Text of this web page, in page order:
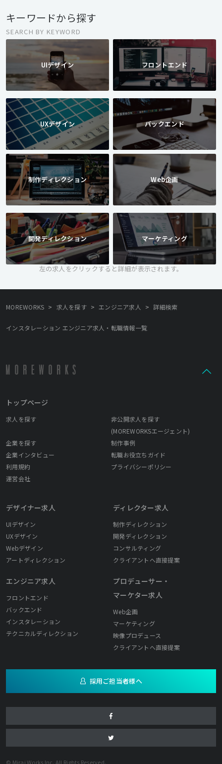
キーワードから探す
SEARCH BY KEYWORD
UIデザイン
UXデザイン
フロントエンド
バックエンド
制作ディレクション
開発ディレクション
Web企画
マーケティング
左の求人をクリックすると詳細が表示されます。
MOREWORKS > 求人を探す > エンジニア求人 > 詳細検索
インスタレーション エンジニア求人・転職情報一覧
トップページ
求人を探す
非公開求人を探す
(MOREWORKSエージェント)
企業を探す
制作事例
企業インタビュー
転職お役立ちガイド
利用規約
プライバシーポリシー
運営会社
デザイナー求人
UIデザイン
UXデザイン
Webデザイン
アートディレクション
エンジニア求人
フロントエンド
バックエンド
インスタレーション
テクニカルディレクション
ディレクター求人
制作ディレクション
開発ディレクション
コンサルティング
クライアントへ直接提案
プロデューサー・
マーケター求人
Web企画
マーケティング
映像プロデュース
クライアントへ直接提案
採用ご担当者様へ
© Mirai Works Inc. All Rights Reserved.